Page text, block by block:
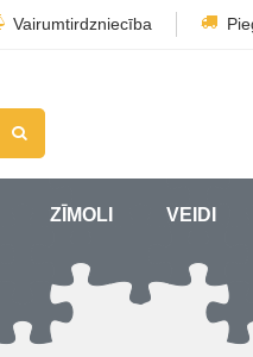
Vairumtirdzniecība
ZĪMOLI VEIDI